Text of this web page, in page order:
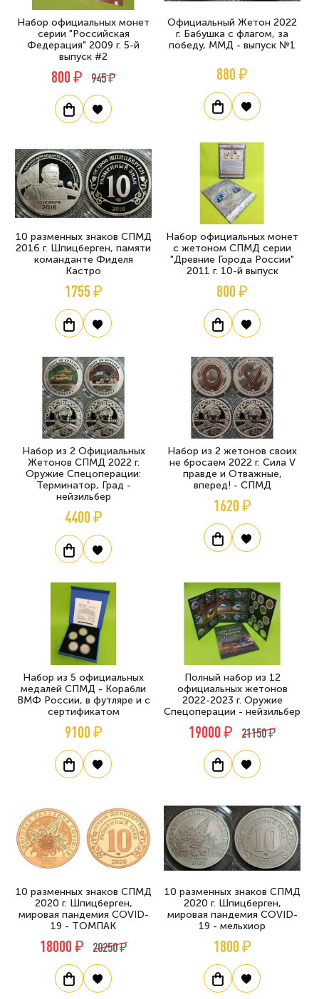
Набор официальных монет
серии "Российская
Федерация" 2009 г. 5-й
выпуск #2
800 ₽ 945 ₽
Официальный Жетон 2022
г. Бабушка с флагом, за
победу, ММД - выпуск №1
880 ₽
10 разменных знаков СПМД
2016 г. Шпицберген, памяти
команданте Фиделя
Кастро
1755 ₽
Набор официальных монет
с жетоном СПМД серии
"Древние Города России"
2011 г. 10-й выпуск
800 ₽
Набор из 2 Официальных
Жетонов СПМД 2022 г.
Оружие Спецоперации:
Терминатор, Град -
нейзильбер
4400 ₽
Набор из 2 жетонов своих
не бросаем 2022 г. Сила V
правде и Отважные,
вперед! - СПМД
1620 ₽
Набор из 5 официальных
медалей СПМД - Корабли
ВМФ России, в футляре и с
сертификатом
9100 ₽
Полный набор из 12
официальных жетонов
2022-2023 г. Оружие
Спецоперации - нейзильбер
19000 ₽ 21150 ₽
10 разменных знаков СПМД
2020 г. Шпицберген,
мировая пандемия COVID-
19 - ТОМПАК
18000 ₽ 20250 ₽
10 разменных знаков СПМД
2020 г. Шпицберген,
мировая пандемия COVID-
19 - мельхиор
1800 ₽